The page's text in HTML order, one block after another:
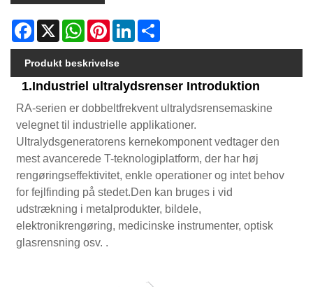
Facebook
X WhatsAppPinterestLinkedIn
Produkt beskrivelse
1.Industriel ultralydsrenser Introduktion
RA-serien er dobbeltfrekvent ultralydsrensemaskine
velegnet til industrielle applikationer.
Ultralydsgeneratorens kernekomponent vedtager den
mest avancerede T-teknologiplatform, der har høj
rengøringseffektivitet, enkle operationer og intet behov
for fejlfinding på stedet.Den kan bruges i vid
udstrækning i metalprodukter, bildele,
elektronikrengøring, medicinske instrumenter, optisk
glasrensning osv. .